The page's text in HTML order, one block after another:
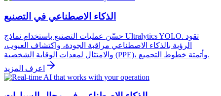
الذكاء الاصطناعي في التصنيع
حسّن عمليات التصنيع باستخدام نماذج Ultralytics YOLO. تقود
الرؤية بالذكاء الاصطناعي مراقبة الجودة، واكتشاف العيوب،
والامتثال لمعدات الوقاية الشخصية (PPE)، وأتمتة خطوط التجميع.
اعرف المزيد